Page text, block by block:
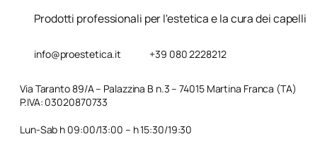
Prodotti professionali per l'estetica e la cura dei capelli
info@proestetica.it +39 080 2228212
Via Taranto 89/A – Palazzina B n.3 – 74015 Martina Franca (TA)
P.IVA: 03020870733
Lun-Sab h 09:00/13:00 – h 15:30/19:30